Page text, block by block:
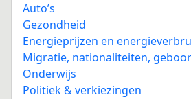
Auto’s
Gezondheid
Energieprijzen en
Migratie, nationaliteiten,
Onderwijs
Politiek & verkiezingen